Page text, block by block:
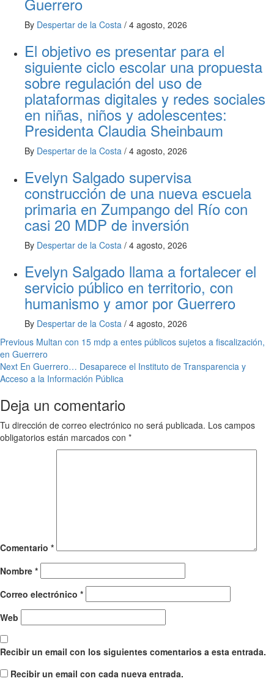
By Despertar de la Costa / 4 agosto, 2026
El objetivo es presentar para el
siguiente ciclo escolar una propuesta
sobre regulación del uso de
plataformas digitales y redes sociales
en niñas, niños y adolescentes:
Presidenta Claudia Sheinbaum
By Despertar de la Costa / 4 agosto, 2026
Evelyn Salgado supervisa
construcción de una nueva escuela
primaria en Zumpango del Río con
casi 20 MDP de inversión
By Despertar de la Costa / 4 agosto, 2026
Evelyn Salgado llama a fortalecer el
servicio público en territorio, con
humanismo y amor por Guerrero
By Despertar de la Costa / 4 agosto, 2026
Post
navigation
Previous Multan con 15 mdp a entes públicos sujetos a fiscalización,
en Guerrero
Next En Guerrero… Desaparece el Instituto de Transparencia y
Acceso a la Información Pública
Deja un comentario
Tu dirección de correo electrónico no será publicada. Los campos
obligatorios están marcados con *
Comentario *
Nombre *
Correo electrónico *
Web
Recibir un email con los siguientes comentarios a esta entrada.
Recibir un email con cada nueva entrada.